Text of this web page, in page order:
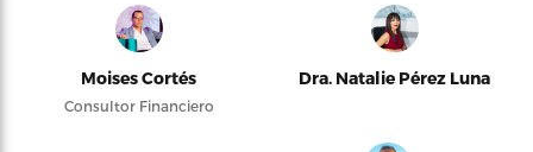
Moises Cortés
Consultor Financiero
Dra. Natalie Pérez Luna